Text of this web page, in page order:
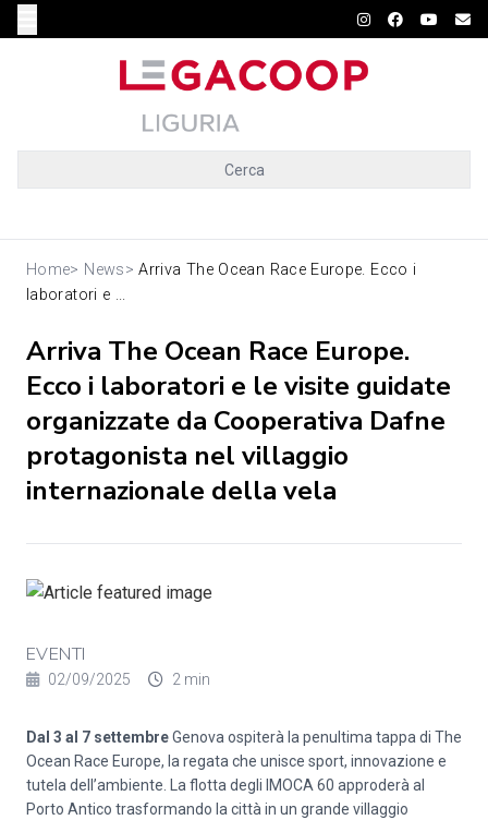
Cerca
Home> News> Arriva The Ocean Race Europe. Ecco i
laboratori e ...
Arriva The Ocean Race Europe.
Ecco i laboratori e le visite guidate
organizzate da Cooperativa Dafne
protagonista nel villaggio
internazionale della vela
EVENTI
02/09/2025 2 min
Dal 3 al 7 settembreGenova ospiterà la penultima tappa di The
Ocean Race Europe, la regata che unisce sport, innovazione e
tutela dell’ambiente. La flotta degli IMOCA 60 approderà al
Porto Antico trasformando la città in un grande villaggio